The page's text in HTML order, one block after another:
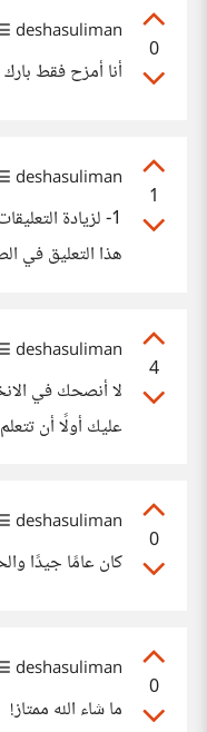
0
deshasuliman
أنا أمزح فقط
1
deshasuliman
1- لزيادة
4
deshasuliman
لا أنصحك في
عليك أولًا أن
0
deshasuliman
كان عامًا جيدًا
0
deshasuliman
ما شاء الله ممتاز!